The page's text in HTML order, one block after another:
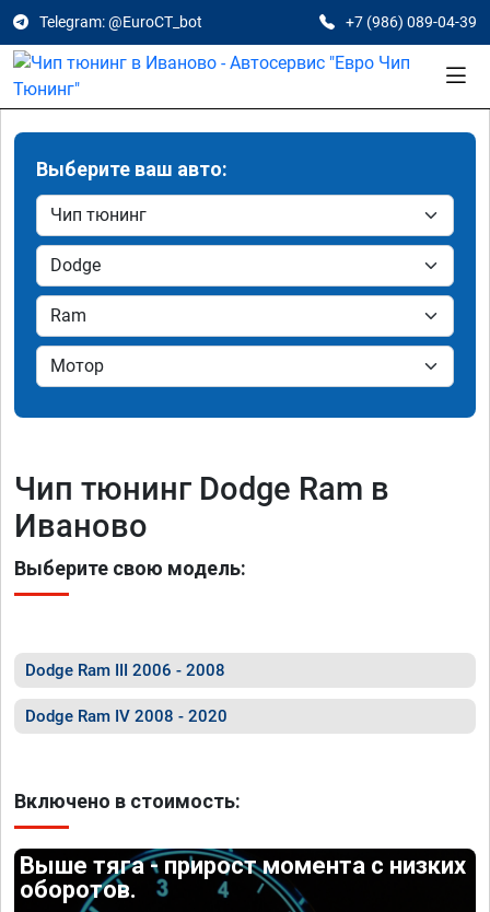
Telegram: @EuroCT_bot +7 (986) 089-04-39
Выберите ваш авто:
Чип тюнинг Dodge Ram в
Иваново
Выберите свою модель:
Dodge Ram III 2006 - 2008
Dodge Ram IV 2008 - 2020
Включено в стоимость:
Выше тяга - прирост момента с низких
оборотов.